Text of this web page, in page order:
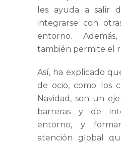
les ayuda a salir
integrarse con
entorno.
también permite el
Así, ha explicado
de ocio, como los
Navidad, son un
barreras y de
entorno, y
atención global